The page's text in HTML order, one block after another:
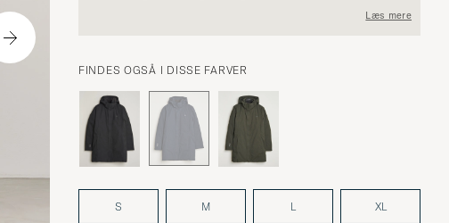
Læs mere
FINDES OGSÅ I DISSE FARVER
S M L XL